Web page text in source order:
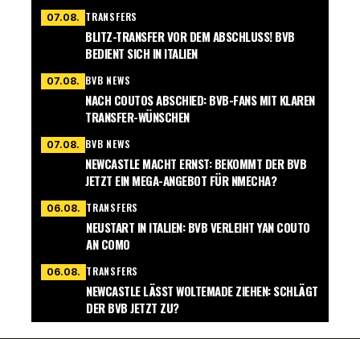
07.08. TRANSFERS
BLITZ-TRANSFER VOR DEM ABSCHLUSS! BVB
BEDIENT SICH IN ITALIEN
07.08. BVB NEWS
NACH COUTOS ABSCHIED: BVB-FANS MIT KLAREN
TRANSFER-WÜNSCHEN
07.08. BVB NEWS
NEWCASTLE MACHT ERNST: BEKOMMT DER BVB
JETZT EIN MEGA-ANGEBOT FÜR NMECHA?
06.08. TRANSFERS
NEUSTART IN ITALIEN: BVB VERLEIHT YAN COUTO
AN COMO
06.08. TRANSFERS
NEWCASTLE LÄSST WOLTEMADE ZIEHEN: SCHLÄGT
DER BVB JETZT ZU?